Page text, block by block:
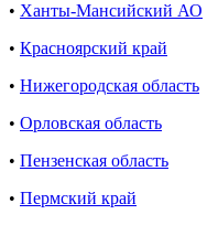
• Ханты-Мансийский АО
• Красноярский край
• Нижегородская область
• Орловская область
• Пензенская область
• Пермский край